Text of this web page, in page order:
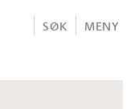
SØK MENY